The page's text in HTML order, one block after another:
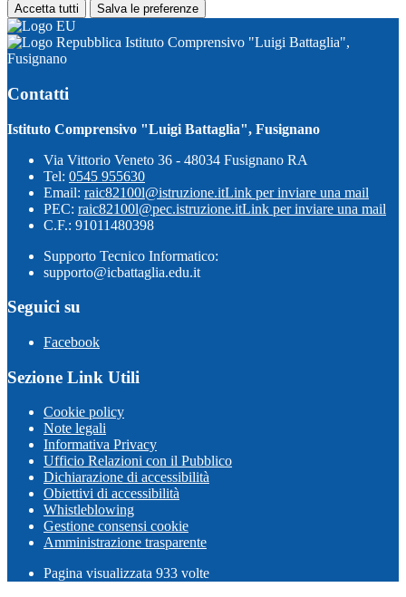
Accetta tutti Salva le preferenze
Istituto Comprensivo "Luigi Battaglia",
Fusignano
Contatti
Istituto Comprensivo "Luigi Battaglia", Fusignano
Via Vittorio Veneto 36 - 48034 Fusignano RA
Tel: 0545 955630
Email: raic82100l@istruzione.itLink per inviare una mail
PEC: raic82100l@pec.istruzione.itLink per inviare una mail
C.F.: 91011480398
Supporto Tecnico Informatico:
supporto@icbattaglia.edu.it
Seguici su
Facebook
Sezione Link Utili
Cookie policy
Note legali
Informativa Privacy
Ufficio Relazioni con il Pubblico
Dichiarazione di accessibilità
Obiettivi di accessibilità
Whistleblowing
Gestione consensi cookie
Amministrazione trasparente
Pagina visualizzata 933 volte